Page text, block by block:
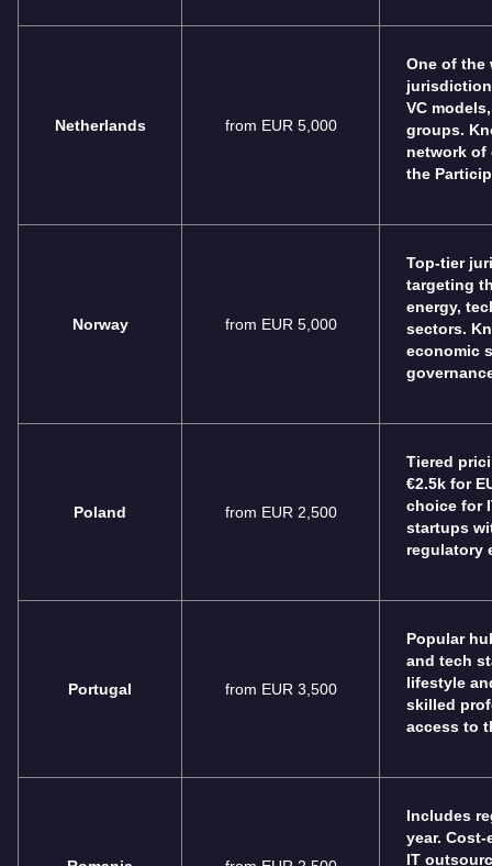
Netherlands from EUR 5,000
One of the
VC
groups.
network of
the
Norway from EUR 5,000
Top-tier
targeting
energy,
sectors.
economic
Poland from EUR 2,500
Tiered
€2.5k for
choice for
startups
regulatory
Portugal from EUR 3,500
Popular
and tech
lifestyle
skilled
access to
Includes
year.
IT